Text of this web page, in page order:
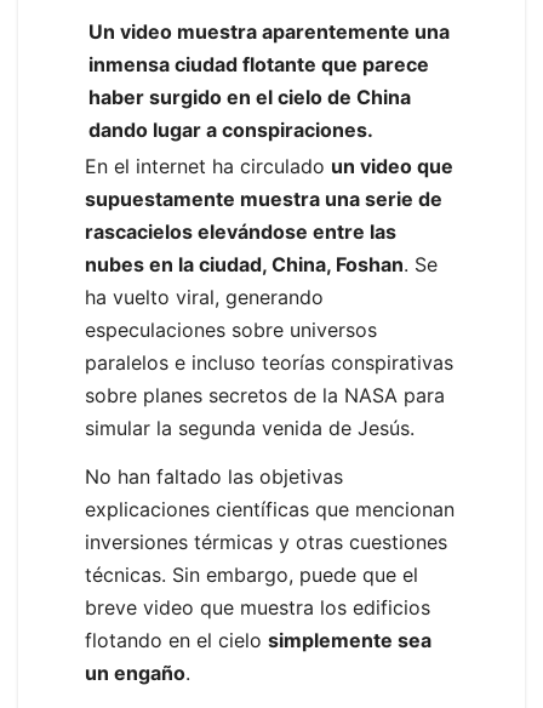
Un video muestra aparentemente una
inmensa ciudad flotante que parece
haber surgido en el cielo de China
dando lugar a conspiraciones.
En el internet ha circulado un video que
supuestamente muestra una serie de
rascacielos elevándose entre las
nubes en la ciudad, China, Foshan. Se
ha vuelto viral, generando
especulaciones sobre universos
paralelos e incluso teorías conspirativas
sobre planes secretos de la NASA para
simular la segunda venida de Jesús.
No han faltado las objetivas
explicaciones científicas que mencionan
inversiones térmicas y otras cuestiones
técnicas. Sin embargo, puede que el
breve video que muestra los edificios
flotando en el cielo simplemente sea
un engaño.